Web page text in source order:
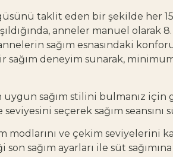
taklit eden bir şekilde her 15
anneler manuel olarak
sağım esnasındaki
deneyim sunarak,
uygun sağım stilini bulmanız
seçerek sağım
modlarını ve çekim
sağım ayarları ile süt